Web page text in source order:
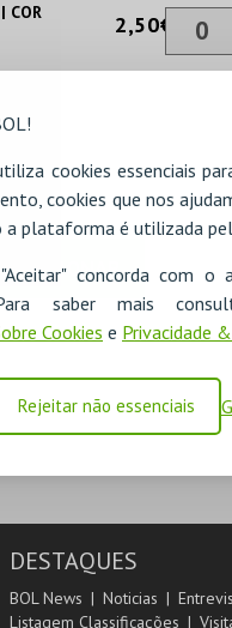
cookies essenciais
cookies que nos
a plataforma é utilizada
concorda com o
saber mais
Cookies e Privacidade
Rejeitar não essenciais
COR
2,50€
ADICIONAR
DESTAQUES
BOL News Noticias
Listagem Classificações